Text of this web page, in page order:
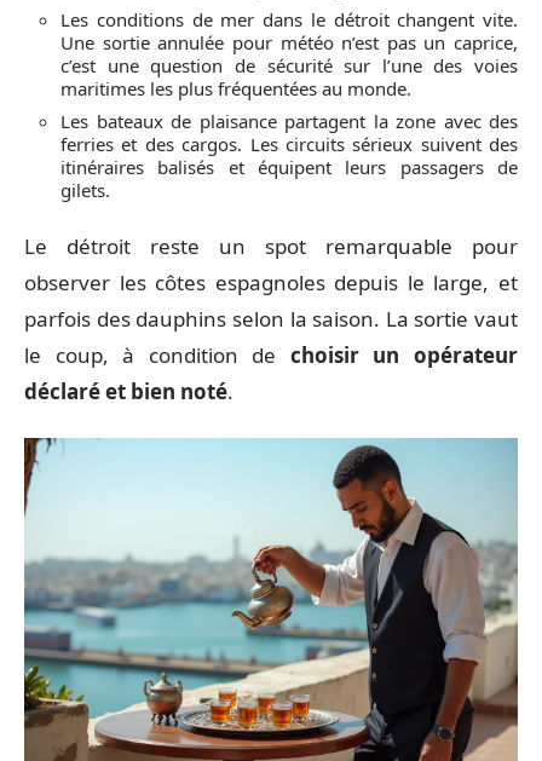
Les conditions de mer dans le détroit changent vite.
Une sortie annulée pour météo n’est pas un caprice,
c’est une question de sécurité sur l’une des voies
maritimes les plus fréquentées au monde.
Les bateaux de plaisance partagent la zone avec des
ferries et des cargos. Les circuits sérieux suivent des
itinéraires balisés et équipent leurs passagers de
gilets.
Le détroit reste un spot remarquable pour
observer les côtes espagnoles depuis le large, et
parfois des dauphins selon la saison. La sortie vaut
le coup, à condition de choisir un opérateur
déclaré et bien noté.